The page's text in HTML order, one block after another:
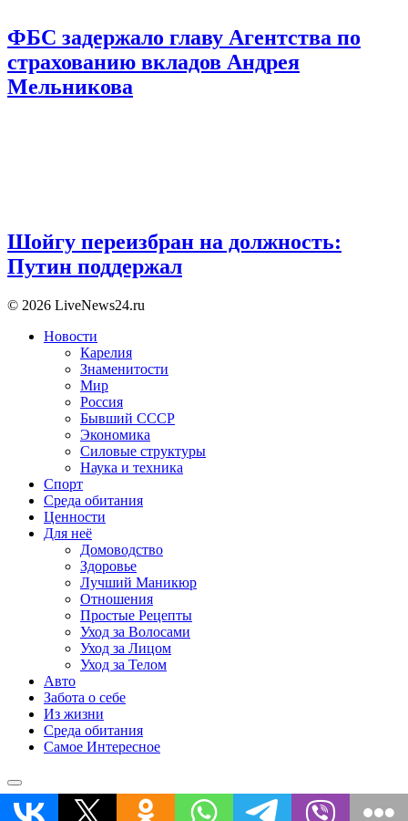
ФБС задержало главу Агентства по
страхованию вкладов Андрея
Мельникова
Шойгу переизбран на должность:
Путин поддержал
© 2026 LiveNews24.ru
Новости
Карелия
Знаменитости
Мир
Россия
Бывший СССР
Экономика
Силовые структуры
Наука и техника
Спорт
Среда обитания
Ценности
Для неё
Домоводство
Здоровье
Лучший Маникюр
Отношения
Простые Рецепты
Уход за Волосами
Уход за Лицом
Уход за Телом
Авто
Забота о себе
Из жизни
Среда обитания
Самое Интересное